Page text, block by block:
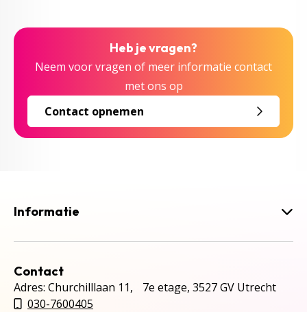
Heb je vragen?
Neem voor vragen of meer informatie contact
met ons op
Contact opnemen
Informatie
Contact
Adres: Churchilllaan 11, 7e etage, 3527 GV Utrecht
030-7600405